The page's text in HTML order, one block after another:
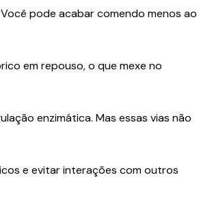
pode acabar comendo menos ao
em repouso, o que mexe no
enzimática. Mas essas vias não
e evitar interações com outros